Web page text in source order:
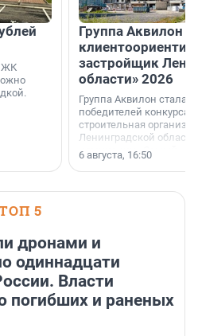
ЖК
Группа Аквилон
застройщик
области» 2026
Группа Аквилон стала
победителей конкурса
строительная
Ленинградской области
номинации «Самый
застройщик
области».
6 августа, 16:50
5
дронами и
одиннадцати
Власти
погибших и раненых